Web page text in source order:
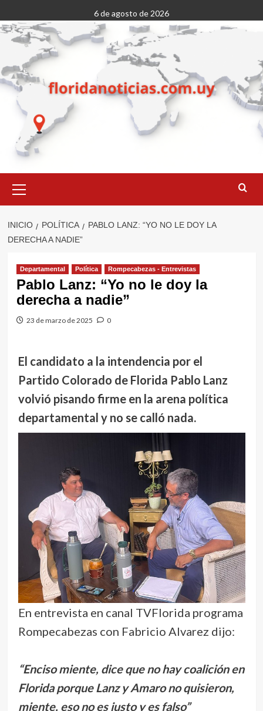
al
contenido
6 de agosto de 2026
primario
INICIO POLÍTICA
PABLO LANZ: “YO NO LE DOY LA
DERECHA A NADIE”
Departamental Política Rompecabezas - Entrevistas
Pablo Lanz: “Yo no le doy la
derecha a nadie”
23 de marzo de 2025 0
El candidato a la intendencia por el
Partido Colorado de Florida Pablo Lanz
volvió pisando firme en la arena política
departamental y no se calló nada.
En entrevista en canal TVFlorida programa
Rompecabezas con Fabricio Alvarez dijo:
“Enciso miente, dice que no hay coalición en
Florida porque Lanz y Amaro no quisieron,
miente, eso no es justo y es falso”